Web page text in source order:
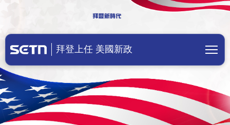
美國總統拜登上任！川普成立
拜登上任 美國新政